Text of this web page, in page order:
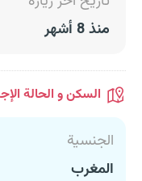
منذ 8 أشهر
السكن و الحالة
الجنسية
المغرب